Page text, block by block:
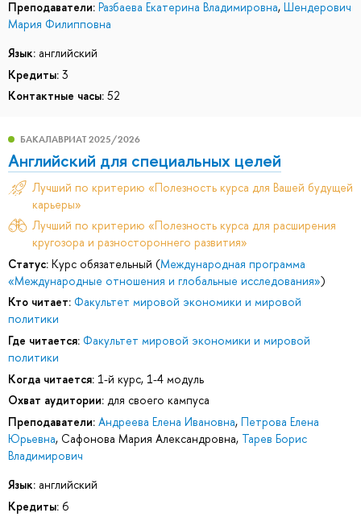
Преподаватели: Разбаева Екатерина Владимировна, Шендерович
Мария Филипповна
Язык: английский
Кредиты: 3
Контактные часы: 52
БАКАЛАВРИАТ 2025/2026
Английский для специальных целей
Лучший по критерию «Полезность курса для Вашей будущей
карьеры»
Лучший по критерию «Полезность курса для расширения
кругозора и разностороннего развития»
Статус: Курс обязательный (Международная программа
«Международные отношения и глобальные исследования»)
Кто читает: Факультет мировой экономики и мировой
политики
Где читается: Факультет мировой экономики и мировой
политики
Когда читается: 1-й курс, 1-4 модуль
Охват аудитории: для своего кампуса
Преподаватели: Андреева Елена Ивановна, Петрова Елена
Юрьевна, Сафонова Мария Александровна, Тарев Борис
Владимирович
Язык: английский
Кредиты: 6